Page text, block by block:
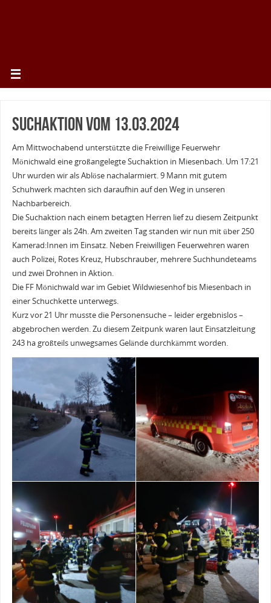
Suchaktion vom 13.03.2024
Am Mittwochabend unterstützte die Freiwillige Feuerwehr
Mönichwald eine großangelegte Suchaktion in Miesenbach. Um 17:21
Uhr wurden wir als Ablöse nachalarmiert. 9 Mann mit gutem
Schuhwerk machten sich daraufhin auf den Weg in unseren
Nachbarbereich.
Die Suchaktion nach einem betagten Herren lief zu diesem Zeitpunkt
bereits länger als 24h. Am zweiten Tag standen wir nun mit über 250
Kamerad:Innen im Einsatz. Neben Freiwilligen Feuerwehren waren
auch Polizei, Rotes Kreuz, Hubschrauber, mehrere Suchhundeteams
und zwei Drohnen in Aktion.
Die FF Mönichwald war im Gebiet Wildwiesenhof bis Miesenbach in
einer Schuchkette unterwegs.
Kurz vor 21 Uhr musste die Personensuche – leider ergebnislos –
abgebrochen werden. Zu diesem Zeitpunk waren laut Einsatzleitung
243 ha großteils unwegsames Gelände durchkämmt worden.